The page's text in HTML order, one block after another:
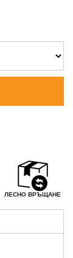
ЛЕСНО ВРЪЩАНЕ